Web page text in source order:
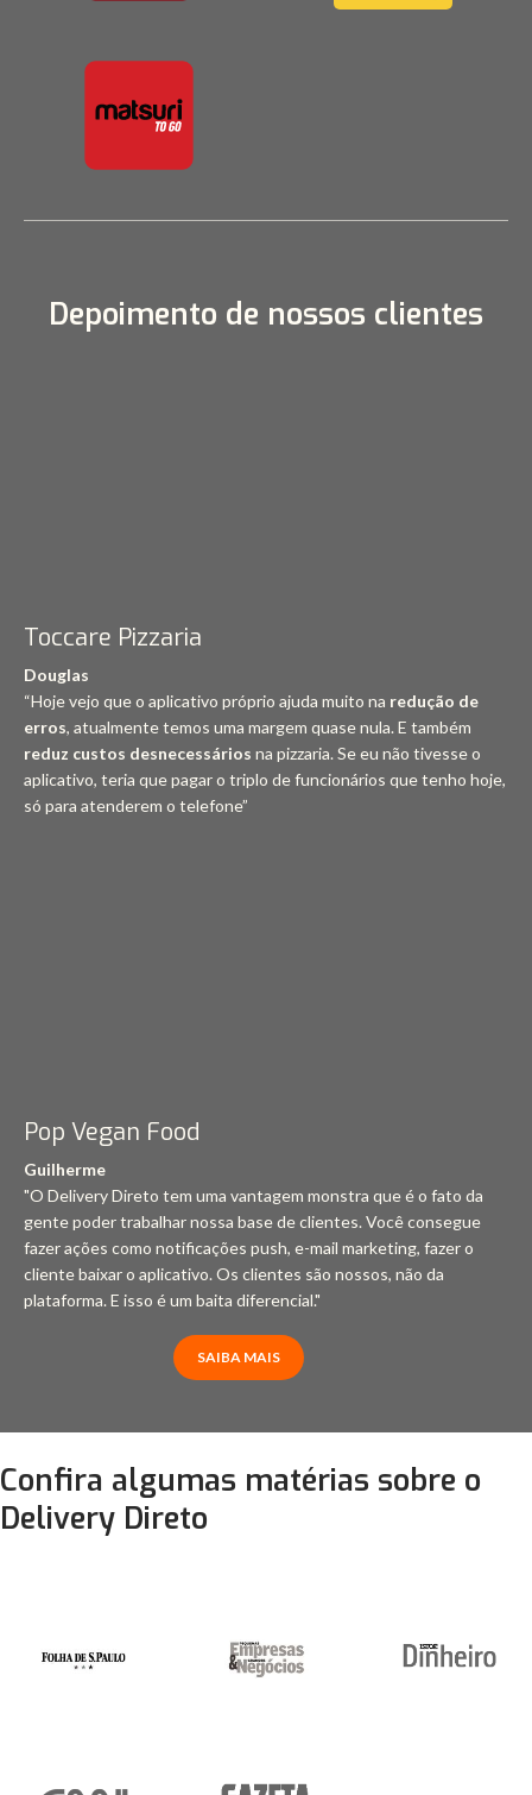
Depoimento de nossos clientes
Toccare Pizzaria
Douglas
“Hoje vejo que o aplicativo próprio ajuda muito na redução de
erros, atualmente temos uma margem quase nula. E também
reduz custos desnecessários na pizzaria. Se eu não tivesse o
aplicativo, teria que pagar o triplo de funcionários que tenho hoje,
só para atenderem o telefone”
Pop Vegan Food
Guilherme
"O Delivery Direto tem uma vantagem monstra que é o fato da
gente poder trabalhar nossa base de clientes. Você consegue
fazer ações como notificações push, e-mail marketing, fazer o
cliente baixar o aplicativo. Os clientes são nossos, não da
plataforma. E isso é um baita diferencial."
SAIBA MAIS
Confira algumas matérias sobre o
Delivery Direto